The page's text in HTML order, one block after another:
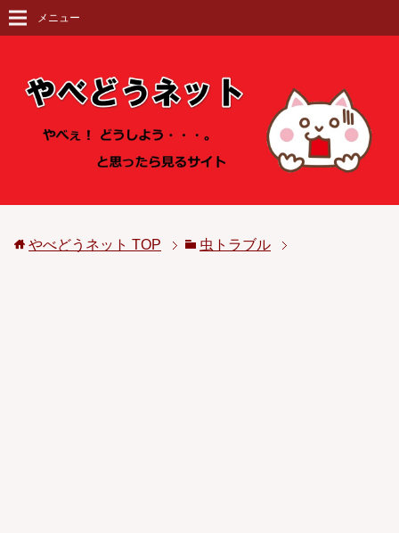
メニュー
やべどうネット TOP 虫トラブル